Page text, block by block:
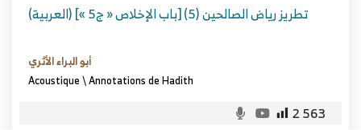
(العربية) تطريز رياض الصالحين (5) [باب الإخلاص « ج5 »]
أبو البراء الأثري
Acoustique\Annotations de Hadith
2 563